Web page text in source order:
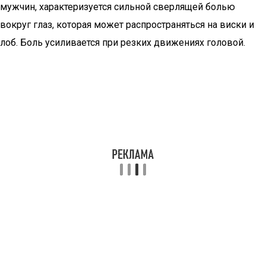
мужчин, характеризуется сильной сверлящей болью
вокруг глаз, которая может распространяться на виски и
лоб. Боль усиливается при резких движениях головой.